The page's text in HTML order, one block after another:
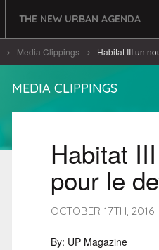
THE NEW URBAN AGENDA
Media Clippings Habitat III un
MEDIA CLIPPINGS
Habitat
pour le
OCTOBER 17TH, 2016
By: UP Magazine